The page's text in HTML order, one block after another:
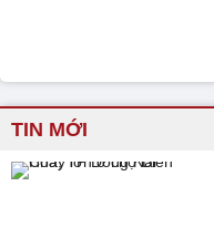
TIN MỚI